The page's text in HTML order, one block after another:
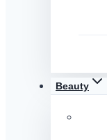
Beauty